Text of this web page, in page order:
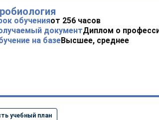
обученияот 256 часов
документДиплом о
на базеВысшее, среднее
учебный план